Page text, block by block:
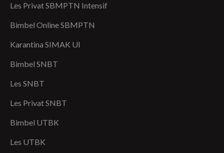
Les Privat SBMPTN Intensif
Bimbel Online SBMPTN
Karantina SIMAK UI
Bimbel SNBT
Les SNBT
Les Privat SNBT
Bimbel UTBK
Les UTBK